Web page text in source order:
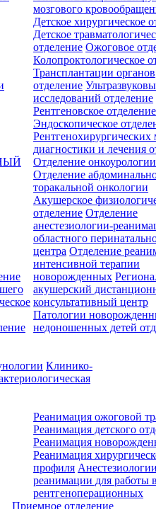
мозгового
Детское хирургическое
Детское
отделение Ожоговое
Колопроктологическое
Трансплантации органов
отделение
исследований отделение
Рентгеновское отделение
Эндоскопическое
Рентгенохирургических
диагностики и лечения
Отделение онкоурологии
Отделение
торакальной онкологии
Акушерское
отделение Отделение
анестезиологии-
областного
центра Отделение
интенсивной терапии
новорожденных
акушерский
консультативный центр
Патологии
недоношенных детей
Клинико-
Реанимация ожоговой
Реанимация детского
Реанимация
Реанимация
профиля
реанимации для работы
рентгеноперационных
Приемное отделение